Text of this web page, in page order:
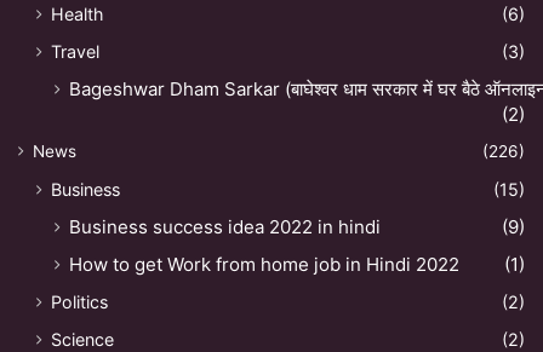
Health
(6)
Travel
(3)
Bageshwar Dham Sarkar (बाघेश्वर धाम सरकार में घर बैठे
(2)
News (226)
Business (15)
Business success idea 2022 in hindi
(9)
How to get Work from home job in Hindi 2022
(1)
Politics
(2)
Science
(2)